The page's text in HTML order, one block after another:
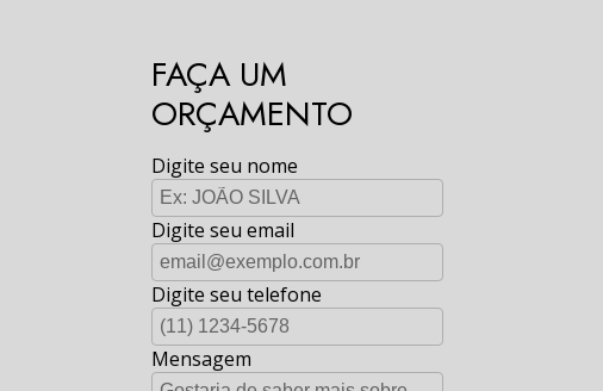
FAÇA UM
ORÇAMENTO
Digite seu nome
Digite seu email
Digite seu telefone
Mensagem